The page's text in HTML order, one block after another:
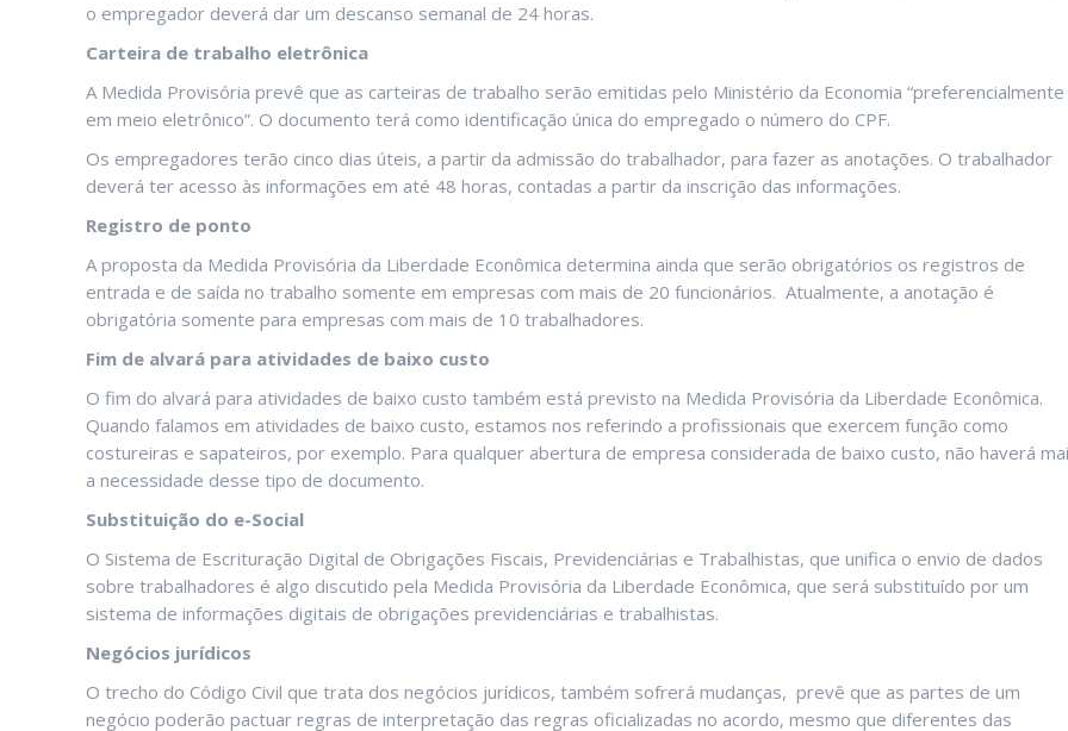
o empregador deverá dar um descanso semanal de 24 horas.
Carteira de trabalho eletrônica
A Medida Provisória prevê que as carteiras de trabalho serão emitidas pelo Ministério da Economia “preferencialmente
em meio eletrônico”. O documento terá como identificação única do empregado o número do CPF.
Os empregadores terão cinco dias úteis, a partir da admissão do trabalhador, para fazer as anotações. O trabalhador
deverá ter acesso às informações em até 48 horas, contadas a partir da inscrição das informações.
Registro de ponto
A proposta da Medida Provisória da Liberdade Econômica determina ainda que serão obrigatórios os registros de
entrada e de saída no trabalho somente em empresas com mais de 20 funcionários. Atualmente, a anotação é
obrigatória somente para empresas com mais de 10 trabalhadores.
Fim de alvará para atividades de baixo custo
O fim do alvará para atividades de baixo custo também está previsto na Medida Provisória da Liberdade Econômica.
Quando falamos em atividades de baixo custo, estamos nos referindo a profissionais que exercem função como
costureiras e sapateiros, por exemplo. Para qualquer abertura de empresa considerada de baixo custo, não haverá
a necessidade desse tipo de documento.
Substituição do e-Social
O Sistema de Escrituração Digital de Obrigações Fiscais, Previdenciárias e Trabalhistas, que unifica o envio de dados
sobre trabalhadores é algo discutido pela Medida Provisória da Liberdade Econômica, que será substituído por um
sistema de informações digitais de obrigações previdenciárias e trabalhistas.
Negócios jurídicos
O trecho do Código Civil que trata dos negócios jurídicos, também sofrerá mudanças, prevê que as partes de um
negócio poderão pactuar regras de interpretação das regras oficializadas no acordo, mesmo que diferentes das